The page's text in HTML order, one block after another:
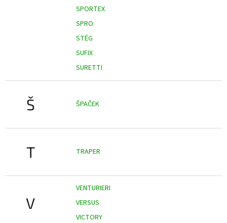
SPORTEX
SPRO
STÉG
SUFIX
SURETTI
Š ŠPAČEK
T TRAPER
V
VENTURIERI
VERSUS
VICTORY